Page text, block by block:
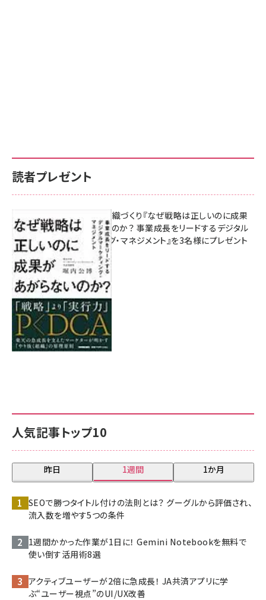
人気記事トップ10
昨日 1週間 1か月
SEOで勝つタイトル付けの法則とは？ グーグルから評価され、
流入数を増やす5つの条件
1週間かかった作業が1日に！ Gemini Notebookを無料で
使い倒す活用術8選
アクティブユーザーが2倍に急成長！ JA共済アプリに学
ぶ“ユーザー視点”のUI/UX改善
読者プレゼント
成果を生む組織づくり『なぜ戦略は正しいのに成果
があがらないのか？ 事業成長をリードするデジタル
マーケティング・マネジメント』を3名様にプレゼント
8月7日 10:00